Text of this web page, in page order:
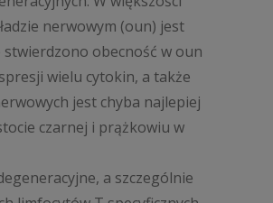
nerwowym (oun) jest
obecność w oun
wielu cytokin, a także
jest chyba najlepiej
czarnej i prążkowiu w
a szczególnie